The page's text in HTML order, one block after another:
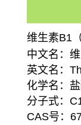
维生素B1
中文名：
英文名：
化学名：
分子式：
CAS号：